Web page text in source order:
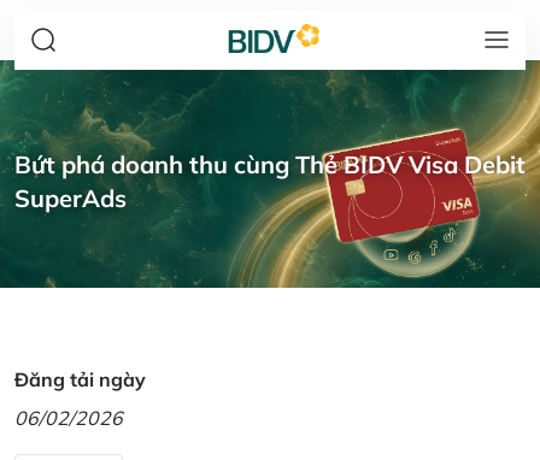
Bứt phá doanh thu cùng Thẻ BIDV Visa Debit
SuperAds
Đăng tải ngày
06/02/2026